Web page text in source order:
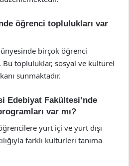
öğrenci toplulukları var
birçok öğrenci
topluluklar, sosyal ve kültürel
sunmaktadır.
Edebiyat Fakültesi’nde
var mı?
yurt içi ve yurt dışı
farklı kültürleri tanıma